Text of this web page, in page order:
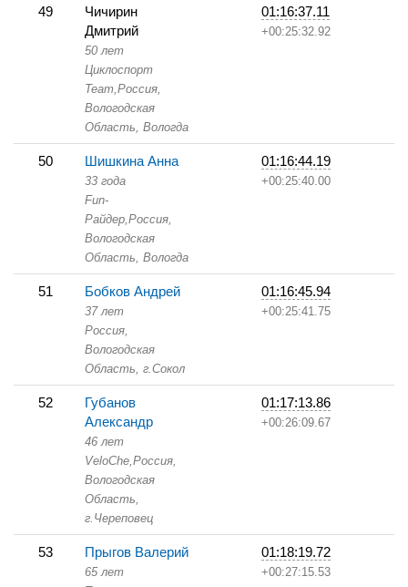
49
Чичирин
Дмитрий
50 лет
Циклоспорт
Team,Россия,
Вологодская
Область, Вологда
01:16:37.11
+00:25:32.92
50 Шишкина Анна
33 года
Fun-
Райдер,Россия,
Вологодская
Область, Вологда
01:16:44.19
+00:25:40.00
51 Бобков Андрей
37 лет
Россия,
Вологодская
Область, г.Сокол
01:16:45.94
+00:25:41.75
52
Губанов
Александр
46 лет
VeloChe,Россия,
Вологодская
Область,
г.Череповец
01:17:13.86
+00:26:09.67
53 Прыгов Валерий
65 лет
01:18:19.72
+00:27:15.53